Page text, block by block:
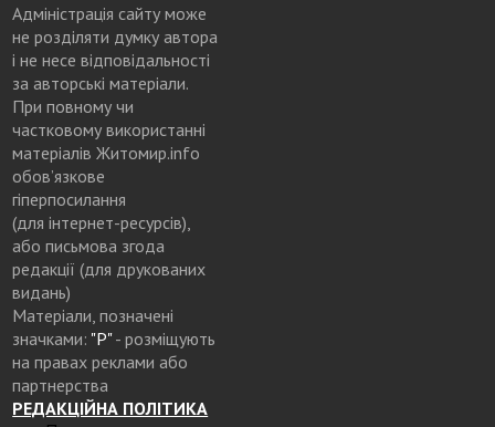
Адміністрація сайту може
не розділяти думку автора
і не несе відповідальності
за авторські матеріали.
При повному чи
частковому використанні
матеріалів Житомир.info
обов’язкове
гіперпосилання
(для інтернет-ресурсів),
або письмова згода
редакції (для друкованих
видань)
Матеріали, позначені
значками: "Р"- розміщують
на правах реклами або
партнерства
РЕДАКЦІЙНА ПОЛІТИКА